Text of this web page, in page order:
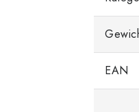
EAN